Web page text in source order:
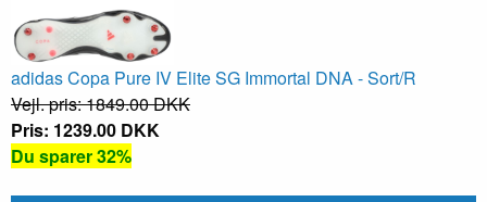
adidas Copa Pure IV Elite SG Immortal DNA - Sort/R
Vejl. pris: 1849.00 DKK
Pris: 1239.00 DKK
Du sparer 32%